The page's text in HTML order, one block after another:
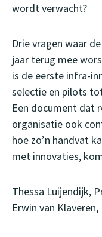
wordt verwacht?
Drie vragen waar
jaar terug mee
is de eerste infra-
selectie en pilots
Een document dat
organisatie ook
hoe zo’n handvat
met innovaties,
Thessa Luijendijk,
Erwin van